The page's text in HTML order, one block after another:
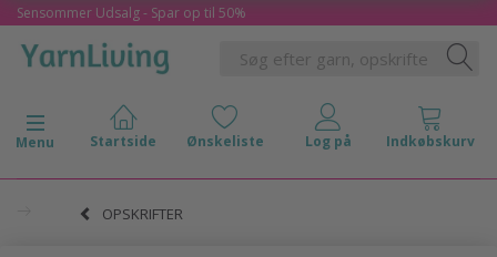
Sensommer Udsalg - Spar op til 50%
Skifte navigation
Menu
OPSKRIFTER